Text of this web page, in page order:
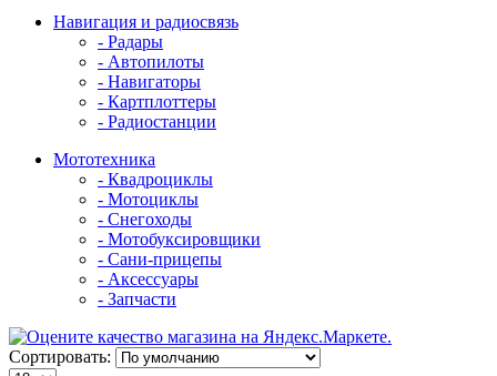
Навигация и радиосвязь
- Радары
- Автопилоты
- Навигаторы
- Картплоттеры
- Радиостанции
Мототехника
- Квадроциклы
- Мотоциклы
- Снегоходы
- Мотобуксировщики
- Сани-прицепы
- Аксессуары
- Запчасти
Сортировать: